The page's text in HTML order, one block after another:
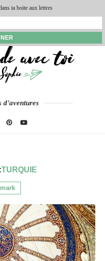
d'aventures
TURQUIE
ta boite aux lettres